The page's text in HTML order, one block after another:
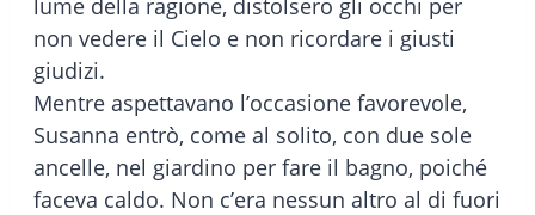
lume della ragione, distolsero gli occhi per
non vedere il Cielo e non ricordare i giusti
giudizi.
Mentre aspettavano l’occasione favorevole,
Susanna entrò, come al solito, con due sole
ancelle, nel giardino per fare il bagno, poiché
faceva caldo. Non c’era nessun altro al di fuori